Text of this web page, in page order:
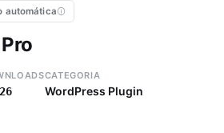
automática
CATEGORIA
WordPress Plugin